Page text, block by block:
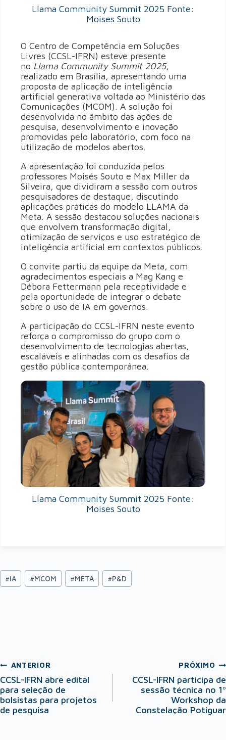
Llama Community Summit 2025 Fonte:
Moises Souto
O Centro de Competência em Soluções
Livres (CCSL-IFRN) esteve presente
no Llama Community Summit 2025,
realizado em Brasília, apresentando uma
proposta de aplicação de inteligência
artificial generativa voltada ao Ministério das
Comunicações (MCOM). A solução foi
desenvolvida no âmbito das ações de
pesquisa, desenvolvimento e inovação
promovidas pelo laboratório, com foco na
utilização de modelos abertos.
A apresentação foi conduzida pelos
professores Moisés Souto e Max Miller da
Silveira, que dividiram a sessão com outros
pesquisadores de destaque, discutindo
aplicações práticas do modelo LLAMA da
Meta. A sessão destacou soluções nacionais
que envolvem transformação digital,
otimização de serviços e uso estratégico de
inteligência artificial em contextos públicos.
O convite partiu da equipe da Meta, com
agradecimentos especiais a Mag Kang e
Débora Fettermann pela receptividade e
pela oportunidade de integrar o debate
sobre o uso de IA em governos.
A participação do CCSL-IFRN neste evento
reforça o compromisso do grupo com o
desenvolvimento de tecnologias abertas,
escaláveis e alinhadas com os desafios da
gestão pública contemporânea.
Llama Community Summit 2025 Fonte:
Moises Souto
#IA #MCOM #META #P&D
ANTERIOR
CCSL-IFRN abre edital
para seleção de
bolsistas para projetos
de pesquisa
PRÓXIMO
CCSL-IFRN participa de
sessão técnica no 1º
Workshop da
Constelação Potiguar